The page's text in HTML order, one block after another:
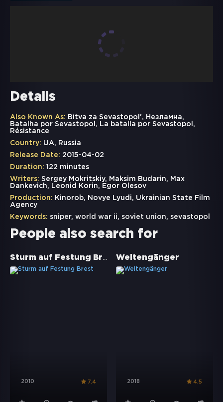
Details
Also Known As: Bitva za Sevastopol', Незламна,
Batalha por Sevastopol, La batalla por Sevastopol,
Résistance
Country: UA, Russia
Release Date: 2015-04-02
Duration: 122 minutes
Writers: Sergey Mokritskiy, Maksim Budarin, Max
Dankevich, Leonid Korin, Egor Olesov
Production: Kinorob, Novye Lyudi, Ukrainian State Film
Agency
Keywords: sniper, world war ii , soviet union, sevastopol
People also search for
Sturm auf Festung Brest
2010 7.4
Weltengänger
2018 4.5